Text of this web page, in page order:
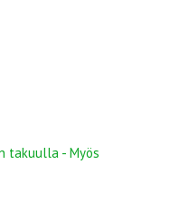
takuulla - Myös